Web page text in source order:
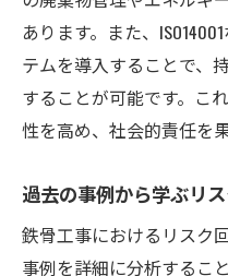
リスクマネジ
リスク軽減策
リスク発生時
プロジェクト
継続的なリスク
実際の事例に学ぶ
成功した鉄骨
あります。また、
テムを導入することで、
することが可能です。こ
性を高め、社会的責任を
過去の事例から学ぶリ
鉄骨工事におけるリスク
事例を詳細に分析するこ